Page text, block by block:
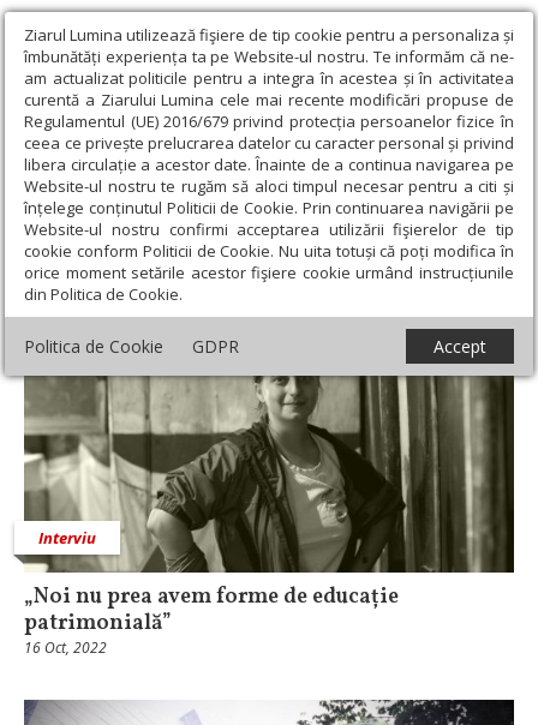
Ziarul Lumina utilizează fişiere de tip cookie pentru a personaliza și
îmbunătăți experiența ta pe Website-ul nostru. Te informăm că ne-
am actualizat politicile pentru a integra în acestea și în activitatea
curentă a Ziarului Lumina cele mai recente modificări propuse de
Regulamentul (UE) 2016/679 privind protecția persoanelor fizice în
ceea ce privește prelucrarea datelor cu caracter personal și privind
libera circulație a acestor date. Înainte de a continua navigarea pe
Website-ul nostru te rugăm să aloci timpul necesar pentru a citi și
înțelege conținutul Politicii de Cookie. Prin continuarea navigării pe
Website-ul nostru confirmi acceptarea utilizării fişierelor de tip
cookie conform Politicii de Cookie. Nu uita totuși că poți modifica în
orice moment setările acestor fişiere cookie urmând instrucțiunile
din Politica de Cookie.
Politica de Cookie GDPR Accept
Ziarul Lumina › Educaţie și Cultură › Interviu
Interviu
Interviu
„Noi nu prea avem forme de educație
patrimonială”
16 Oct, 2022